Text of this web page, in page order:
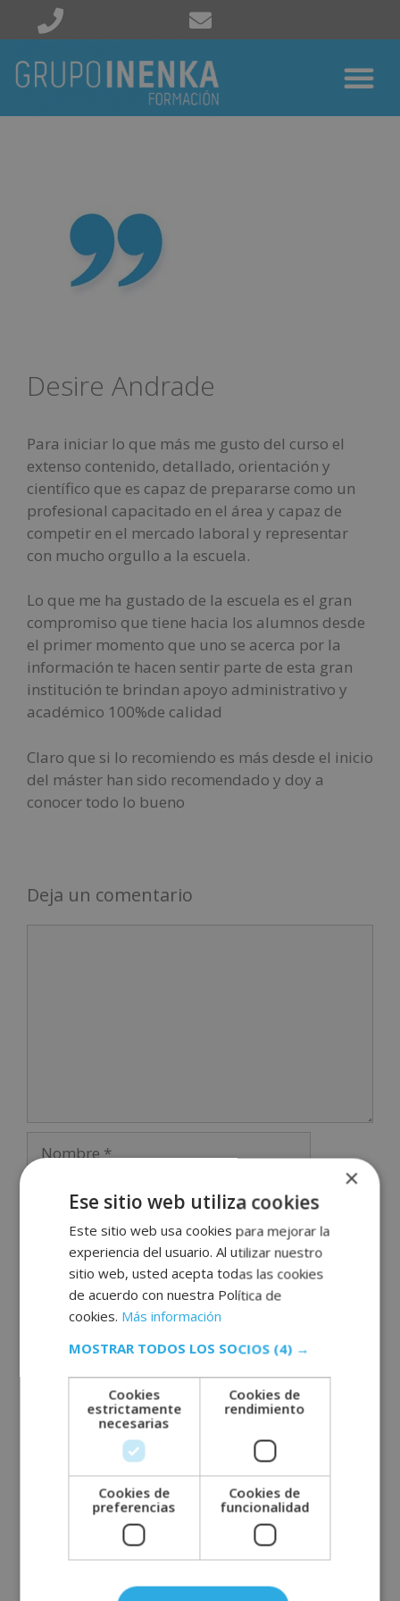
Desire Andrade
Para iniciar lo que más me gusto del curso el
extenso contenido, detallado, orientación y
científico que es capaz de prepararse como un
profesional capacitado en el área y capaz de
competir en el mercado laboral y representar
con mucho orgullo a la escuela.
Lo que me ha gustado de la escuela es el gran
compromiso que tiene hacia los alumnos desde
el primer momento que uno se acerca por la
información te hacen sentir parte de esta gran
institución te brindan apoyo administrativo y
académico 100%de calidad
Claro que si lo recomiendo es más desde el inicio
del máster han sido recomendado y doy a
conocer todo lo bueno
Deja un comentario
Entradas recientes
×
Ese sitio web utiliza cookies
Este sitio web usa cookies para mejorar la
experiencia del usuario. Al utilizar nuestro
sitio web, usted acepta todas las cookies
de acuerdo con nuestra Política de
cookies. Más información
MOSTRAR TODOS LOS SOCIOS (4) →
Cookies
estrictamente
necesarias
Cookies de
rendimiento
Cookies de
preferencias
Cookies de
funcionalidad